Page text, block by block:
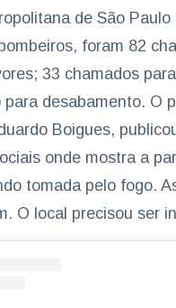
de São Paulo
foram 82
33 chamados
para desabamento. O
Boigues,
onde mostra a
tomada pelo fogo.
O local precisou ser